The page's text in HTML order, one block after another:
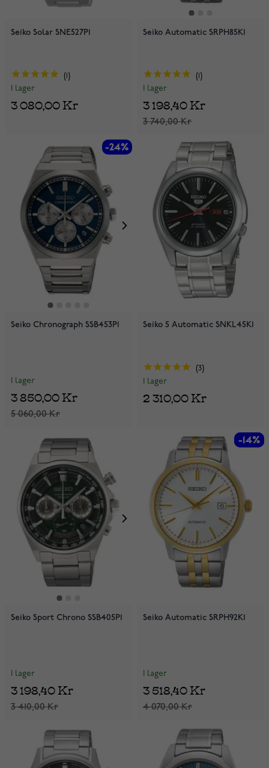
Seiko Solar SNE527P1
I lager
3 080,00 Kr
Seiko Automatic SRPH85K1
I lager
3 740,00 Kr
3 198,40 Kr
-24%
Seiko Chronograph SSB453P1
I lager
5 060,00 Kr
3 850,00 Kr
Seiko 5 Automatic SNKL45K1
3
I lager
2 310,00 Kr
Seiko Sport Chrono SSB405P1
I lager
3 410,00 Kr
3 198,40 Kr
-14%
-14%
Seiko Automatic SRPH92K1
I lager
4 070,00 Kr
3 518,40 Kr